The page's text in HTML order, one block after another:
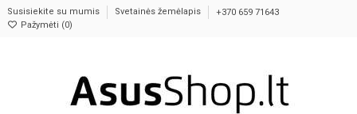
Susisiekite su mumis Svetainės žemėlapis
+370 659 71643
Pažymėti (0)